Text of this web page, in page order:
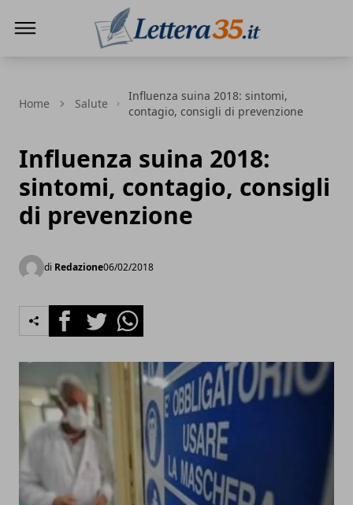
Home Salute
Influenza suina 2018: sintomi,
contagio, consigli di prevenzione
Influenza suina 2018:
sintomi, contagio, consigli
di prevenzione
di Redazione06/02/2018
FacebookTwitterWhatsapp